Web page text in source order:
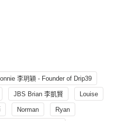
李玥穎 - Founder of Drip39
JBS Brian 李凱賢 Louise
Norman Ryan